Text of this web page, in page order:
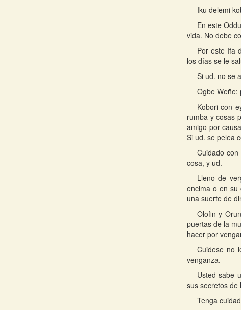
Iku delemi
En este
vida. No debe
Por este Ifa
los días se le
Si ud. no se
Ogbe Weñe:
Kobori con
rumba y cosas
amigo por
Si ud. se pelea
Cuidado
cosa, y ud.
Lleno de
encima o en su
una suerte de
Olofin y
puertas de la
hacer por
Cuidese no
venganza.
Usted sabe
sus secretos de
Tenga